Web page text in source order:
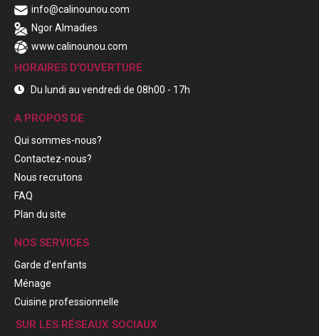
info@calinounou.com
Ngor Almadies
www.calinounou.com
HORAIRES D'OUVERTURE
Du lundi au vendredi de 08h00 - 17h
A PROPOS DE
Qui sommes-nous?
Contactez-nous?
Nous recrutons
FAQ
Plan du site
NOS SERVICES
Garde d'enfants
Ménage
Cuisine professionnelle
SUR LES RÉSEAUX SOCIAUX